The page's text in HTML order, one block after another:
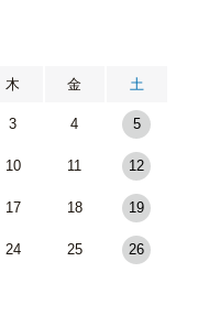
木 金 土
3 4 5
10 11 12
17 18 19
24 25 26